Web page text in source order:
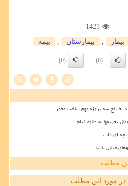
1421
بیمار بیمارستان بیمه
(0)
(0)
افتتاح سه پروژه مهم سلامت محور
تحریمها به علاوه فیلم
ای قلب
حیاتی باشد
مطلب
در مورد این مطلب